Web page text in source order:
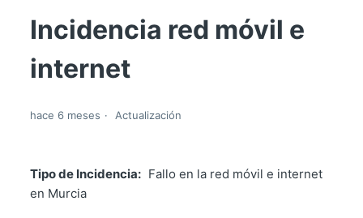
Incidencia red móvil e
internet
hace 6 meses Actualización
Tipo de Incidencia: Fallo en la red móvil e internet
en Murcia